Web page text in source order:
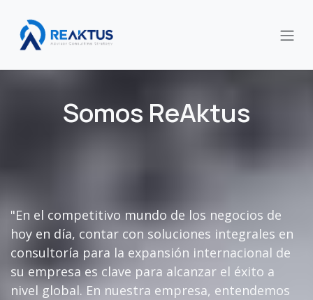
Somos ReAktus
"En el competitivo mundo de los negocios de
hoy en día, contar con soluciones integrales en
consultoría para la expansión internacional de
su empresa es clave para alcanzar el éxito a
nivel global. En nuestra empresa, entendemos